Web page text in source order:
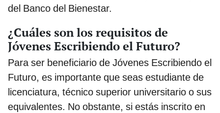
del Banco del Bienestar.
¿Cuáles son los requisitos de
Jóvenes Escribiendo el Futuro?
Para ser beneficiario de Jóvenes Escribiendo el
Futuro, es importante que seas estudiante de
licenciatura, técnico superior universitario o sus
equivalentes. No obstante, si estás inscrito en